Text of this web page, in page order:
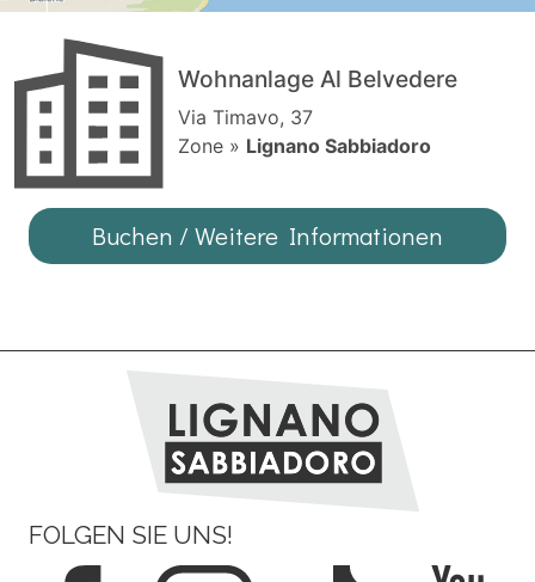
Wohnanlage Al Belvedere
Via Timavo, 37
Zone » Lignano Sabbiadoro
Buchen / Weitere Informationen
FOLGEN SIE UNS!